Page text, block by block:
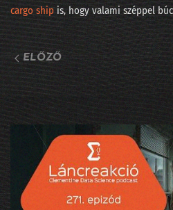
#255 -
254 - Meglepetés e
253 - Az agentic két
251 - A Minerva
250 - Járnak-e
249 - Okoska és a hét
cargo ship is, hogy valami széppel
ELŐZŐ